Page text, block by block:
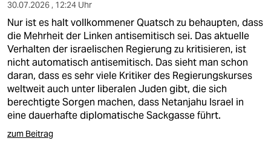
30.07.2026 , 12:24 Uhr
Nur ist es halt vollkommener Quatsch zu behaupten, dass
die Mehrheit der Linken antisemitisch sei. Das aktuelle
Verhalten der israelischen Regierung zu kritisieren, ist
nicht automatisch antisemitisch. Das sieht man schon
daran, dass es sehr viele Kritiker des Regierungskurses
weltweit auch unter liberalen Juden gibt, die sich
berechtigte Sorgen machen, dass Netanjahu Israel in
eine dauerhafte diplomatische Sackgasse führt.
zum Beitrag